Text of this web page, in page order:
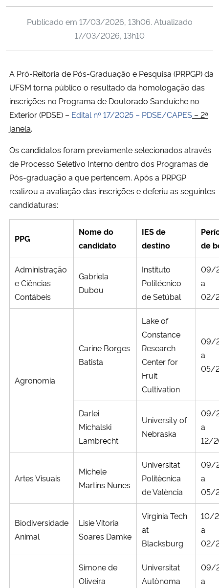
Ministério da Ciência, Tecnologia, Inovações e Comunicações
Controladoria-Geral da União
Ministério da Mulher, da Família e dos Direitos Humanos
Secretaria-Geral
Advocacia-Geral da União
Publicado em 17/03/2026, 13h06. Atualizado
17/03/2026, 13h10
A Pró-Reitoria de Pós-Graduação e Pesquisa (PRPGP) da
UFSM torna público o resultado da homologação das
inscrições no Programa de Doutorado Sanduíche no
Exterior (PDSE) – Edital nº 17/2025 – PDSE/CAPES – 2ª
janela.
Os candidatos foram previamente selecionados através
de Processo Seletivo Interno dentro dos Programas de
Pós-graduação a que pertencem. Após a PRPGP
realizou a avaliação das inscrições e deferiu as seguintes
candidaturas:
PPG
Nome do
candidato
IES de
destino
de
Administração
e Ciências
Contábeis
Gabriela
Dubou
Instituto
Politécnico
de Setúbal
09/
a
02/
Agronomia
Carine Borges
Batista
Lake of
Constance
Research
Center for
Fruit
Cultivation
09/
a
05/
Darlei
Michalski
Lambrecht
University of
Nebraska
09/
a
12/
Artes Visuais
Michele
Martins Nunes
Universitat
Politècnica
de València
09/
a
05/
Biodiversidade
Animal
Lisie Vitoria
Soares Damke
Virginia Tech
at
Blacksburg
10/
a
02/
Simone de
Oliveira
Universitat
Autònoma
09/
a